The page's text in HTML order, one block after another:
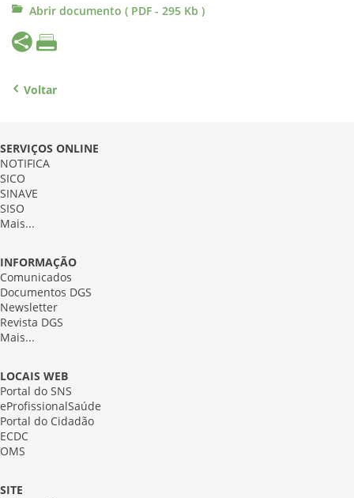
Abrir documento ( PDF - 295 Kb )
Voltar
SERVIÇOS ONLINE
NOTIFICA
SICO
SINAVE
SISO
Mais...
INFORMAÇÃO
Comunicados
Documentos DGS
Newsletter
Revista DGS
Mais...
LOCAIS WEB
Portal do SNS
eProfissionalSaúde
Portal do Cidadão
ECDC
OMS
SITE